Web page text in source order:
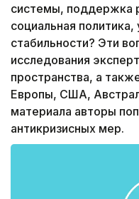
системы, поддержка
социальная
стабильности? Эти
исследования
пространства, а
Европы, США,
материала авторы
антикризисных мер.